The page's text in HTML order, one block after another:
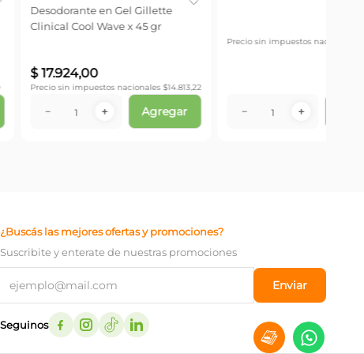
Rexona Clinical
x 55 ml
nacionales $2741,32
Agregar No disponible
¿Buscás las mejores ofertas y promociones?
Suscribite y enterate de nuestras promociones
Enviar
Seguinos